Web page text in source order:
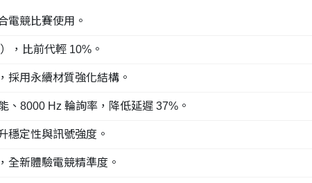
電競比賽使用。
，比前代輕 10%。
採用永續材質強化結構。
、8000 Hz 輪詢率，降低延遲 37%。
穩定性與訊號強度。
全新體驗電競精準度。